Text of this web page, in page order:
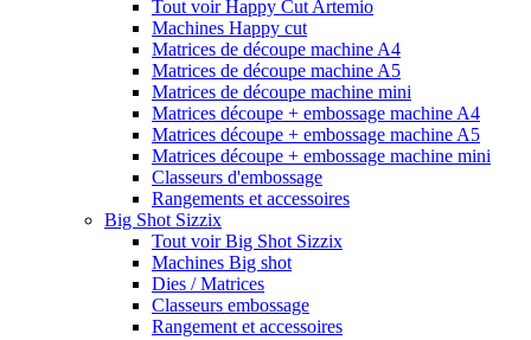
Tout voir Happy Cut Artemio
Machines Happy cut
Matrices de découpe machine A4
Matrices de découpe machine A5
Matrices de découpe machine mini
Matrices découpe + embossage machine A4
Matrices découpe + embossage machine A5
Matrices découpe + embossage machine mini
Classeurs d'embossage
Rangements et accessoires
Big Shot Sizzix
Tout voir Big Shot Sizzix
Machines Big shot
Dies / Matrices
Classeurs embossage
Rangement et accessoires